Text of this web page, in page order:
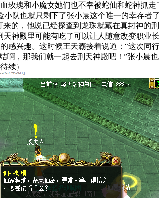
玫瑰和小魔女她们也不幸被蛇仙和蛇神抓
队也就只剩下了张小晨这个唯一的幸存者了
的，他说已经探查到龙珠就藏在真封神
神殿里可能有吃了可以让人随意改变职
感兴趣。这时候王天霸接着说道：“这次
啊，那我们就一起去刑天神殿吧！”张小
续）